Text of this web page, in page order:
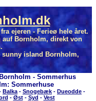
ejeren - Ferieø hele året.
auf Bornholm, direkt von
sunny island Bornholm,
- Sommerhus
Sommerhuse
Balka - Snogebæk - Dueodde -
- Øst- Syd - Vest